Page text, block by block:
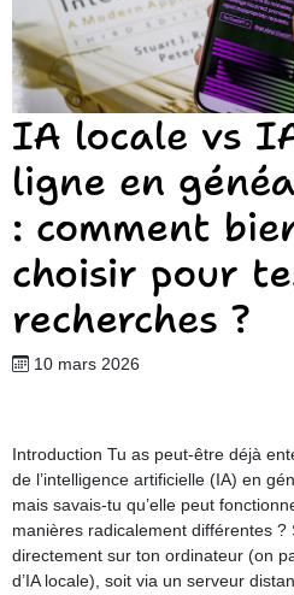
IA locale vs
ligne en
: comment
choisir pour
recherches ?
10 mars 2026
Introduction Tu as peut-être déjà
de l’intelligence artificielle (IA) en
mais savais-tu qu’elle peut
manières radicalement différentes ?
directement sur ton ordinateur (on
d’IA locale), soit via un serveur